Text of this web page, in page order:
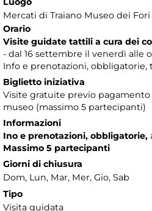
Mercati di Traiano Museo dei
Orario
Visite guidate tattili a cura dei
- dal 16 settembre il venerdì alle
Info e prenotazioni, obbligatorie,
Biglietto iniziativa
Visite gratuite previo pagamento
museo (massimo 5 partecipanti)
Informazioni
Ino e prenotazioni, obbligatorie,
Massimo 5 partecipanti
Giorni di chiusura
Dom, Lun, Mar, Mer, Gio, Sab
Tipo
Visita guidata